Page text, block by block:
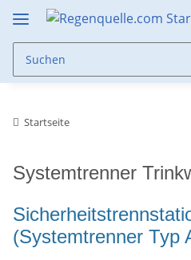
Startseite
Systemtrenner
(Systemtrenner Typ